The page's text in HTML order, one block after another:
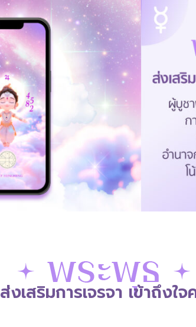
ส่งเสริมการเจรจา เข้าถึงใจ